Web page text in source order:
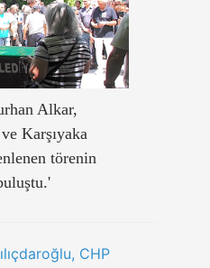
Alkar,
Karşıyaka
törenin
CHP